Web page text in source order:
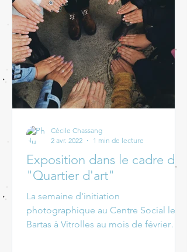
Exposition dans le cadre de
"Quartier d'art"
La semaine d'initiation
photographique au Centre Social le
Bartas à Vitrolles au mois de février
Cécile Chassang
2 avr. 2022
1 min de lecture